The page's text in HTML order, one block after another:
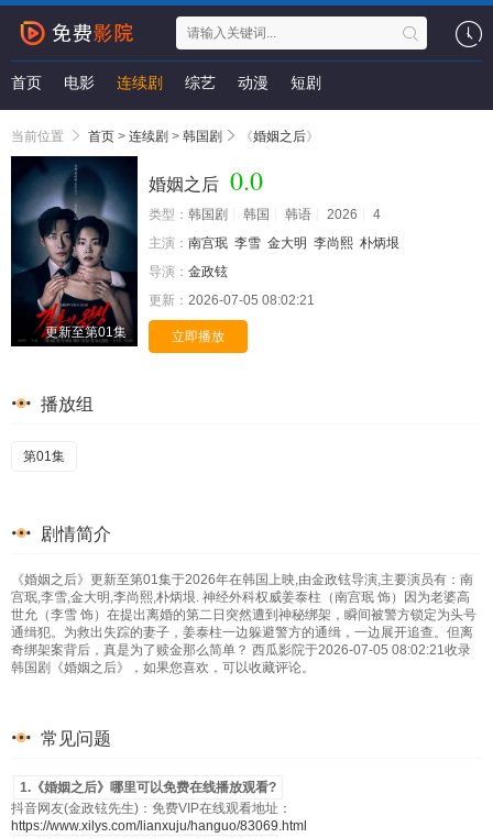
首页 电影 连续剧 综艺 动漫 短剧
当前位置 首页 > 连续剧 > 韩国剧 《婚姻之后》
更新至第01集
婚姻之后 0.0
类型： 韩国剧 韩国 韩语 2026
4
主演： 南宫珉 李雪 金大明 李尚熙 朴炳垠
导演： 金政铉
更新： 2026-07-05 08:02:21
立即播放
播放组
第01集
剧情简介
《婚姻之后》更新至第01集于2026年在韩国上映,由金政铉导演,主要演员有：南
宫珉,李雪,金大明,李尚熙,朴炳垠. 神经外科权威姜泰柱（南宫珉 饰）因为老婆高
世允（李雪 饰）在提出离婚的第二日突然遭到神秘绑架，瞬间被警方锁定为头号
通缉犯。为救出失踪的妻子，姜泰柱一边躲避警方的通缉，一边展开追查。但离
奇绑架案背后，真是为了赎金那么简单？ 西瓜影院于2026-07-05 08:02:21收录
韩国剧《婚姻之后》，如果您喜欢，可以收藏评论。
常见问题
1.《婚姻之后》哪里可以免费在线播放观看?
抖音网友(金政铉先生)：免费VIP在线观看地址：
https://www.xilys.com/lianxuju/hanguo/83069.html